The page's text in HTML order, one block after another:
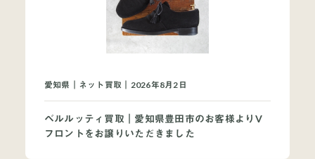
愛知県｜ネット買取｜2026年8月2日
ベルルッティ買取｜愛知県豊田市のお客様よりV
フロントをお譲りいただきました